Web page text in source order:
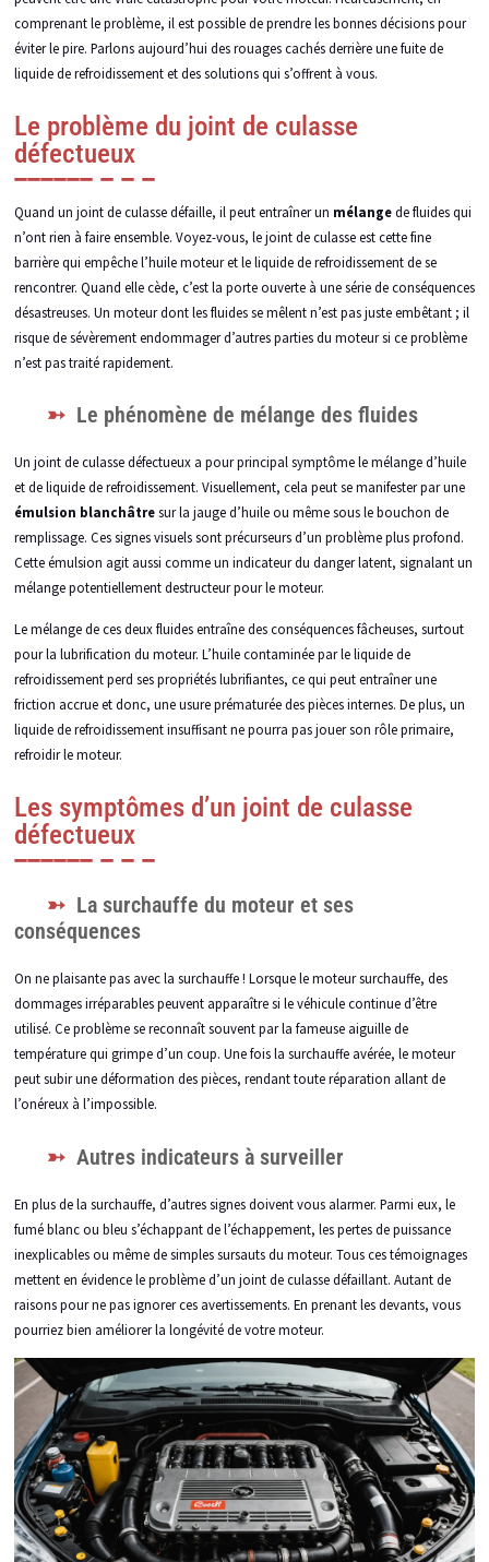
comprenant le problème, il est possible de prendre les bonnes décisions pour
éviter le pire. Parlons aujourd’hui des rouages cachés derrière une fuite de
liquide de refroidissement et des solutions qui s’offrent à vous.
Le problème du joint de culasse
défectueux
Quand un joint de culasse défaille, il peut entraîner un mélangede fluides qui
n’ont rien à faire ensemble. Voyez-vous, le joint de culasse est cette fine
barrière qui empêche l’huile moteur et le liquide de refroidissement de se
rencontrer. Quand elle cède, c’est la porte ouverte à une série de conséquences
désastreuses. Un moteur dont les fluides se mêlent n’est pas juste embêtant ; il
risque de sévèrement endommager d’autres parties du moteur si ce problème
n’est pas traité rapidement.
Le phénomène de mélange des fluides
Un joint de culasse défectueux a pour principal symptôme le mélange d’huile
et de liquide de refroidissement. Visuellement, cela peut se manifester par une
émulsion blanchâtresur la jauge d’huile ou même sous le bouchon de
remplissage. Ces signes visuels sont précurseurs d’un problème plus profond.
Cette émulsion agit aussi comme un indicateur du danger latent, signalant un
mélange potentiellement destructeur pour le moteur.
Le mélange de ces deux fluides entraîne des conséquences fâcheuses, surtout
pour la lubrification du moteur. L’huile contaminée par le liquide de
refroidissement perd ses propriétés lubrifiantes, ce qui peut entraîner une
friction accrue et donc, une usure prématurée des pièces internes. De plus, un
liquide de refroidissement insuffisant ne pourra pas jouer son rôle primaire,
refroidir le moteur.
Les symptômes d’un joint de culasse
défectueux
La surchauffe du moteur et ses
conséquences
On ne plaisante pas avec la surchauffe ! Lorsque le moteur surchauffe, des
dommages irréparables peuvent apparaître si le véhicule continue d’être
utilisé. Ce problème se reconnaît souvent par la fameuse aiguille de
température qui grimpe d’un coup. Une fois la surchauffe avérée, le moteur
peut subir une déformation des pièces, rendant toute réparation allant de
l’onéreux à l’impossible.
Autres indicateurs à surveiller
En plus de la surchauffe, d’autres signes doivent vous alarmer. Parmi eux, le
fumé blanc ou bleu s’échappant de l’échappement, les pertes de puissance
inexplicables ou même de simples sursauts du moteur. Tous ces témoignages
mettent en évidence le problème d’un joint de culasse défaillant. Autant de
raisons pour ne pas ignorer ces avertissements. En prenant les devants, vous
pourriez bien améliorer la longévité de votre moteur.